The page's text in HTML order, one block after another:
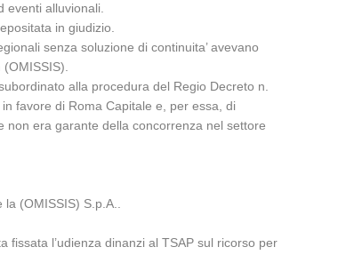
alluvionali.
in giudizio.
senza soluzione di continuita’ avevano
alla procedura del Regio Decreto n.
favore di Roma Capitale e, per essa, di
non era garante della concorrenza nel settore
(OMISSIS) S.p.A..
l’udienza dinanzi al TSAP sul ricorso per